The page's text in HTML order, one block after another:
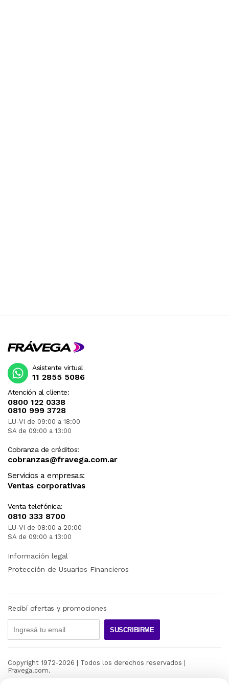
Atención al cliente:
0800 122 0338
0810 999 3728
LU-VI de 09:00 a 18:00
SA de 09:00 a 13:00
Cobranza de créditos:
cobranzas@fravega.com.ar
Servicios a empresas:
Ventas corporativas
Venta telefónica:
0810 333 8700
LU-VI de 08:00 a 20:00
SA de 09:00 a 13:00
Asistente virtual
11 2855 5086
Información legal
Protección de Usuarios Financieros
Recibí ofertas y promociones
SUSCRIBIRME
Copyright 1972-2026 | Todos los derechos reservados |
Fravega.com.